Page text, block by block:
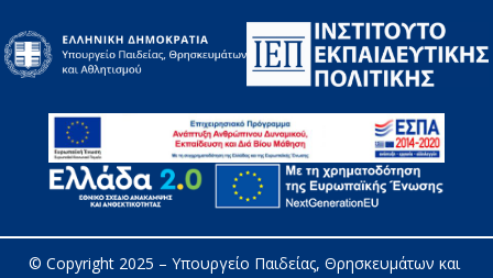
© Copyright 2025 – Υπουργείο Παιδείας, Θρησκευμάτων και